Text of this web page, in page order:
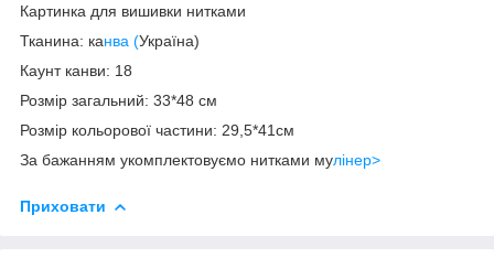
Картинка для вишивки нитками
Тканина: канва (Україна)
Каунт канви: 18
Розмір загальний: 33*48 см
Розмір кольорової частини: 29,5*41см
За бажанням укомплектовуємо нитками мулінеp>
Приховати